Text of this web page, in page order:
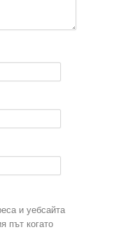
и уебсайта
път когато